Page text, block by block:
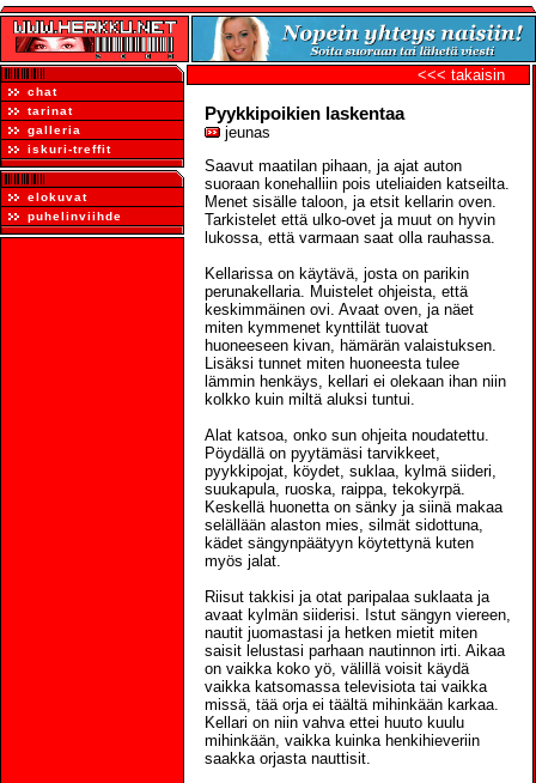
chat
tarinat
galleria
iskuri-treffit
elokuvat
puhelinviihde
<<< takaisin
Pyykkipoikien laskentaa
jeunas
Saavut maatilan pihaan, ja ajat auton
suoraan konehalliin pois uteliaiden katseilta.
Menet sisälle taloon, ja etsit kellarin oven.
Tarkistelet että ulko-ovet ja muut on hyvin
lukossa, että varmaan saat olla rauhassa.
Kellarissa on käytävä, josta on parikin
perunakellaria. Muistelet ohjeista, että
keskimmäinen ovi. Avaat oven, ja näet
miten kymmenet kynttilät tuovat
huoneeseen kivan, hämärän valaistuksen.
Lisäksi tunnet miten huoneesta tulee
lämmin henkäys, kellari ei olekaan ihan niin
kolkko kuin miltä aluksi tuntui.
Alat katsoa, onko sun ohjeita noudatettu.
Pöydällä on pyytämäsi tarvikkeet,
pyykkipojat, köydet, suklaa, kylmä siideri,
suukapula, ruoska, raippa, tekokyrpä.
Keskellä huonetta on sänky ja siinä makaa
selällään alaston mies, silmät sidottuna,
kädet sängynpäätyyn köytettynä kuten
myös jalat.
Riisut takkisi ja otat paripalaa suklaata ja
avaat kylmän siiderisi. Istut sängyn viereen,
nautit juomastasi ja hetken mietit miten
saisit lelustasi parhaan nautinnon irti. Aikaa
on vaikka koko yö, välillä voisit käydä
vaikka katsomassa televisiota tai vaikka
missä, tää orja ei täältä mihinkään karkaa.
Kellari on niin vahva ettei huuto kuulu
mihinkään, vaikka kuinka henkihieveriin
saakka orjasta nauttisit.